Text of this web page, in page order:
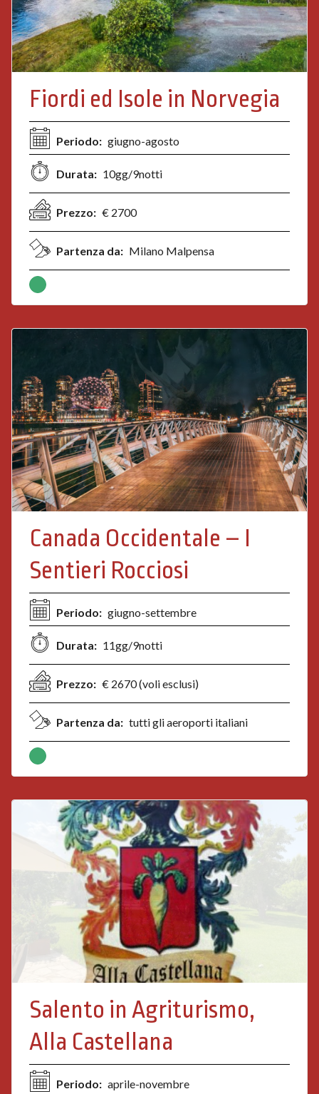
Fiordi ed Isole in Norvegia
Periodo: giugno-agosto
Durata: 10gg/9notti
Prezzo: € 2700
Partenza da: Milano Malpensa
Canada Occidentale – I
Sentieri Rocciosi
Periodo: giugno-settembre
Durata: 11gg/9notti
Prezzo: € 2670 (voli esclusi)
Partenza da: tutti gli aeroporti italiani
Salento in Agriturismo,
Alla Castellana
Periodo: aprile-novembre